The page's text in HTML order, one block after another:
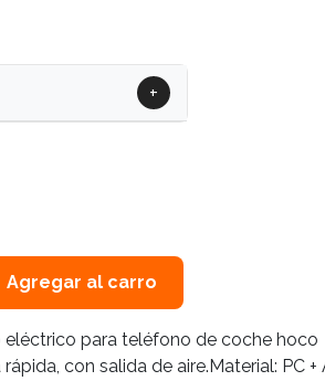
+
Agregar al carro
para teléfono de coche hoco
con salida de aire.Material: PC +